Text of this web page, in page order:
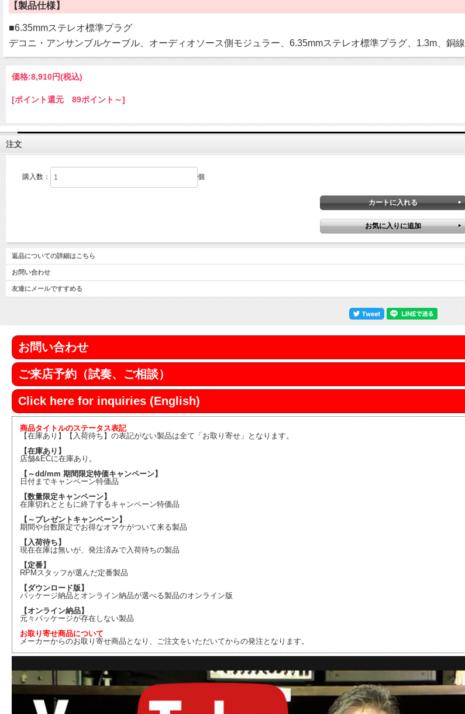
【製品仕様】
■6.35mmステレオ標準プラグ
デコニ・アンサンブルケーブル、オーディオソース側モジュラー、6.35mmステレオ標準プラグ、1.3m、銅線
価格:8,910円(税込)
[ポイント還元 89ポイント～]
注文
購入数： 個
返品についての詳細はこちら
お問い合わせ
友達にメールですすめる
お問い合わせ
ご来店予約（試奏、ご相談）
Click here for inquiries (English)
商品タイトルのステータス表記
【在庫あり】【入荷待ち】の表記がない製品は全て「お取り寄せ」となります。
【在庫あり】
店舗&ECに在庫あり。
【～dd/mm 期間限定特価キャンペーン】
日付までキャンペーン特価品
【数量限定キャンペーン】
在庫切れとともに終了するキャンペーン特価品
【～プレゼントキャンペーン】
期間や台数限定でお得なオマケがついて来る製品
【入荷待ち】
現在在庫は無いが、発注済みで入荷待ちの製品
【定番】
RPMスタッフが選んだ定番製品
【ダウンロード版】
パッケージ納品とオンライン納品が選べる製品のオンライン版
【オンライン納品】
元々パッケージが存在しない製品
お取り寄せ商品について
メーカーからのお取り寄せ商品となり、ご注文をいただいてからの発注となります。